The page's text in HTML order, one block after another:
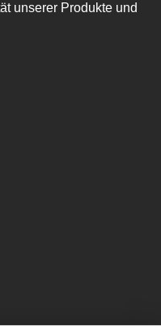
unserer Produkte und